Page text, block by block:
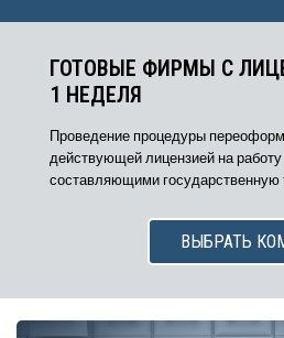
ГОТОВЫЕ ФИРМЫ С
1 НЕДЕЛЯ
Проведение процедуры
действующей лицензией на
составляющими государственную
ВЫБРАТЬ